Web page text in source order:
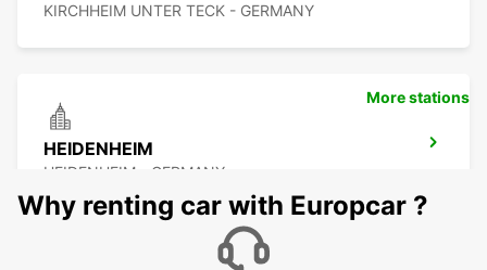
KIRCHHEIM UNTER TECK - GERMANY
HEIDENHEIM
HEIDENHEIM - GERMANY
More stations
Why renting car with Europcar ?